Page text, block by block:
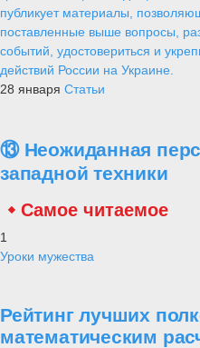
публикует материалы,
поставленные выше вопросы,
событий, удостовериться и
действий России на Украине.
28 января Статьи
⑬ Неожиданная
западной техники
Самое читаемое
1
Уроки мужества
Рейтинг лучших
математическим